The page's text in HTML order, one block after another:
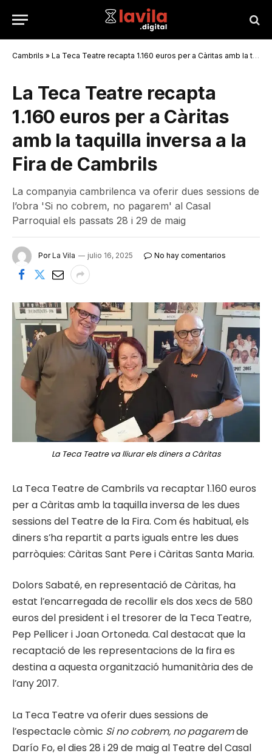
Cambrils » La Teca Teatre recapta 1.160 euros per a Càritas amb la taquilla inversa a la Fira de Cambrils
La Teca Teatre recapta
1.160 euros per a Càritas
amb la taquilla inversa a la
Fira de Cambrils
La companyia cambrilenca va oferir dues sessions de
l’obra 'Si no cobrem, no pagarem' al Casal
Parroquial els passats 28 i 29 de maig
Por La Vila julio 16, 2025 No hay comentarios
La Teca Teatre va lliurar els diners a Càritas
La Teca Teatre de Cambrils va recaptar 1.160 euros
per a Càritas amb la taquilla inversa de les dues
sessions del Teatre de la Fira. Com és habitual, els
diners s’ha repartit a parts iguals entre les dues
parròquies: Càritas Sant Pere i Càritas Santa Maria.
Dolors Sabaté, en representació de Càritas, ha
estat l’encarregada de recollir els dos xecs de 580
euros del president i el tresorer de la Teca Teatre,
Pep Pellicer i Joan Ortoneda. Cal destacat que la
recaptació de les representacions de la fira es
destina a aquesta organització humanitària des de
l’any 2017.
La Teca Teatre va oferir dues sessions de
l’espectacle còmic Si no cobrem, no pagaremde
Darío Fo, el dies 28 i 29 de maig al Teatre del Casal